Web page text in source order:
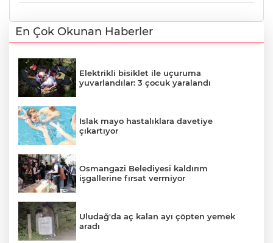
En Çok Okunan Haberler
Elektrikli bisiklet ile uçuruma
yuvarlandılar: 3 çocuk yaralandı
Islak mayo hastalıklara davetiye
çıkartıyor
Osmangazi Belediyesi kaldırım
işgallerine fırsat vermiyor
Uludağ'da aç kalan ayı çöpten yemek
aradı